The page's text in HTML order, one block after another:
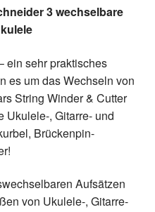
3 wechselbare
ein sehr praktisches
es um das Wechseln von
String Winder & Cutter
Ukulele-, Gitarre- und
Brückenpin-
Aufsätzen
von Ukulele-, Gitarre-